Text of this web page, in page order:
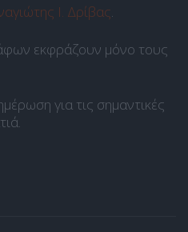
Ι. Δρίβας.
εκφράζουν μόνο τους
για τις σημαντικές